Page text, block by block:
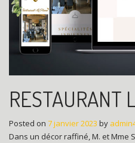
RESTAURANT
Posted on 7 janvier 2023 by
Dans un décor raffiné, M. et Mme